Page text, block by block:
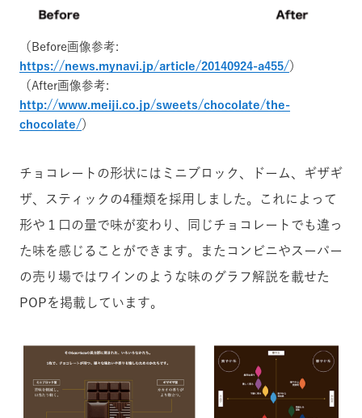
（Before画像参考:
https://news.mynavi.jp/article/20140924-a455/）
（After画像参考:
http://www.meiji.co.jp/sweets/chocolate/the-
chocolate/）
チョコレートの形状にはミニブロック、ドーム、ギザギ
ザ、スティックの4種類を採用しました。これによって
形や１口の量で味が変わり、同じチョコレートでも違っ
た味を感じることができます。またコンビニやスーパー
の売り場ではワインのような味のグラフ解説を載せた
POPを掲載しています。